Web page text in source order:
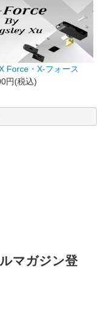
Force・X-フォース
円(税込)
マガジン登